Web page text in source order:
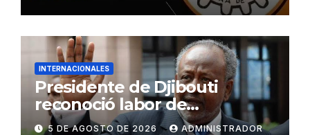
INTERNACIONALES
Presidente de Djibouti
reconoció labor de
colaboradores de Cuba
5 DE AGOSTO DE 2026 ADMINISTRADOR